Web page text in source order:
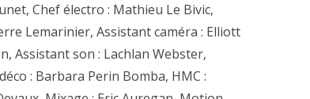
Chef électro : Mathieu Le Bivic,
Lemarinier, Assistant caméra : Elliott
Assistant son : Lachlan Webster,
: Barbara Perin Bomba, HMC :